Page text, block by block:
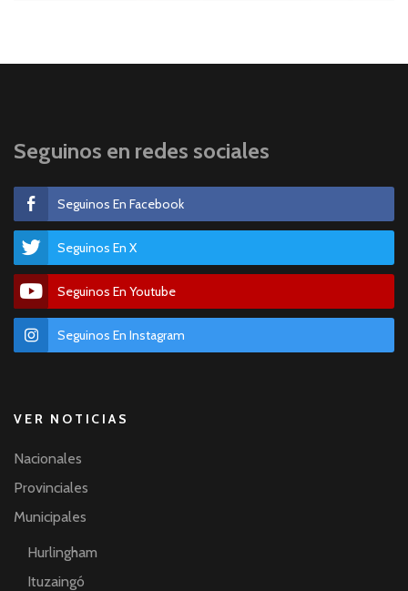
Seguinos en redes sociales
Seguinos En Facebook
Seguinos En X
Seguinos En Youtube
Seguinos En Instagram
VER NOTICIAS
Nacionales
Provinciales
Municipales
Hurlingham
Ituzaingó